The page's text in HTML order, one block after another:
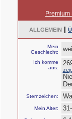
Premium
ALLGEMEIN
Mein
Geschlecht:
Ich komme
aus:
Sternzeichen:
Mein Alter: